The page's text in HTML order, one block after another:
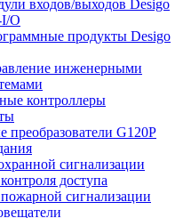
входов/выходов Desigo
O
продукты Desigo
инженерными
контроллеры
преобразователи G120P
сигнализации
доступа
сигнализации